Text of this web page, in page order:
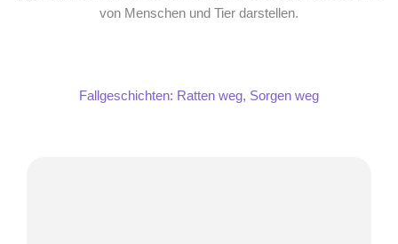
von Menschen und Tier darstellen.
Fallgeschichten: Ratten weg, Sorgen weg